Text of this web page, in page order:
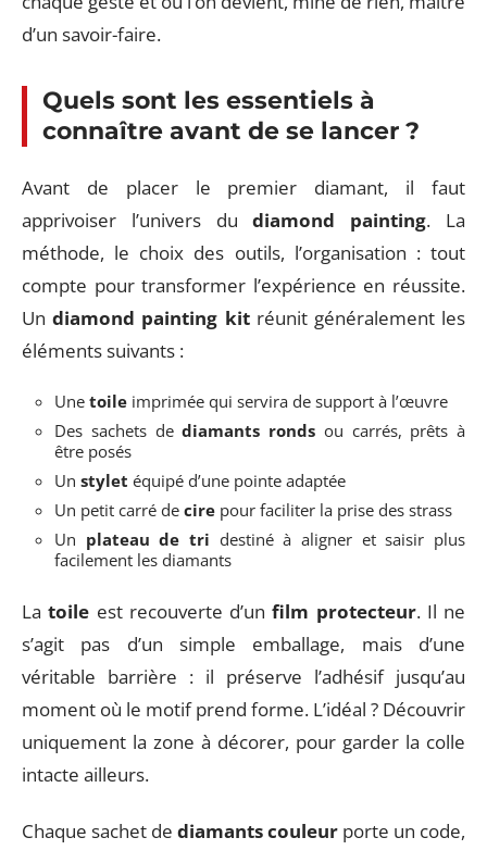
d’un savoir-faire.
Quels sont les essentiels à
connaître avant de se lancer ?
Avant de placer le premier diamant, il faut
apprivoiser l’univers dudiamond painting. La
méthode, le choix des outils, l’organisation : tout
compte pour transformer l’expérience en réussite.
Undiamond painting kitréunit généralement les
éléments suivants :
Une toile imprimée qui servira de support à l’œuvre
Des sachets dediamants ronds ou carrés, prêts à
être posés
Un stylet équipé d’une pointe adaptée
Un petit carré de cire pour faciliter la prise des strass
Un plateau de tri destiné à aligner et saisir plus
facilement les diamants
Latoile est recouverte d’unfilm protecteur. Il ne
s’agit pas d’un simple emballage, mais d’une
véritable barrière : il préserve l’adhésif jusqu’au
moment où le motif prend forme. L’idéal ? Découvrir
uniquement la zone à décorer, pour garder la colle
intacte ailleurs.
Chaque sachet de diamants couleur porte un code,